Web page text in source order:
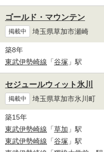
ゴールド・マウンテン
掲載中 埼玉県草加市瀬崎
築8年
東武伊勢崎線 「谷塚 」駅
セジュールウィット氷川
掲載中 埼玉県草加市氷川町
築15年
東武伊勢崎線 「草加 」駅
東武伊勢崎線 「谷塚 」駅